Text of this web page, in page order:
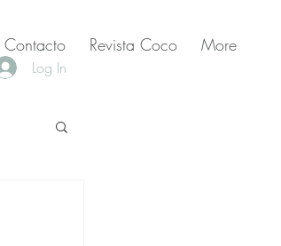
Contacto Revista Coco More
Log In